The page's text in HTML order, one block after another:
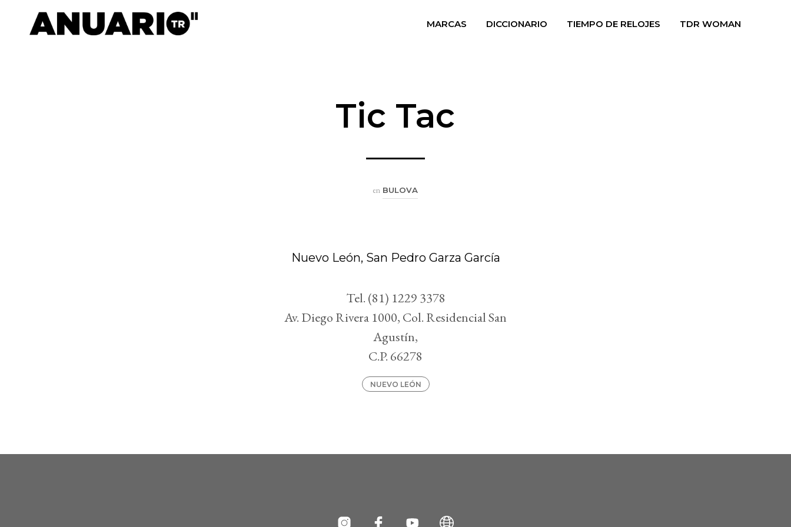
MARCAS DICCIONARIO TIEMPO DE RELOJES TDR WOMAN
Tic Tac
en BULOVA
Nuevo León, San Pedro Garza García
Tel. (81) 1229 3378
Av. Diego Rivera 1000, Col. Residencial San
Agustín,
C.P. 66278
NUEVO LEÓN